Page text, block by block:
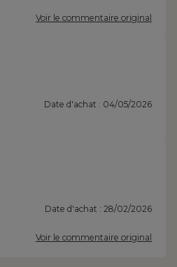
Voir le commentaire original
Date d'achat : 04/05/2026
Date d'achat : 28/02/2026
Voir le commentaire original